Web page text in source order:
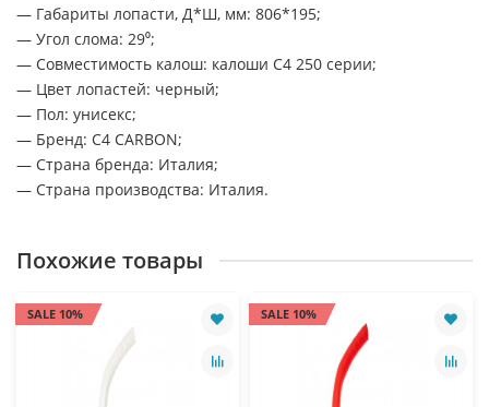
— Габариты лопасти, Д*Ш, мм: 806*195;
— Угол слома: 29⁰;
— Совместимость калош: калоши C4 250 серии;
— Цвет лопастей: черный;
— Пол: унисекс;
— Бренд: C4 CARBON;
— Страна бренда: Италия;
— Страна производства: Италия.
Похожие товары
SALE 10% SALE 10%